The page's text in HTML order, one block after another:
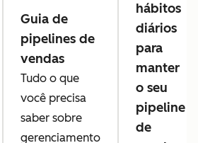
Guia de
pipelines de
vendas
Tudo o que
você precisa
saber sobre
gerenciamento
hábitos
diários
para
manter
o seu
pipeline
de